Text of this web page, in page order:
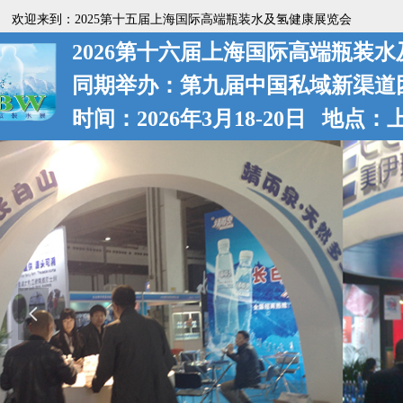
欢迎来到：2025第十五届上海国际高端瓶装水及氢健康展览会
넳
2026第十六届上海国际高端瓶装
同期举办：第九届中国私域新渠道
时间：2026年3月18-20日 地点：